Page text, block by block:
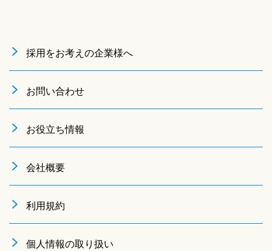
採用をお考えの企業様へ
お問い合わせ
お役立ち情報
会社概要
利用規約
個人情報の取り扱い